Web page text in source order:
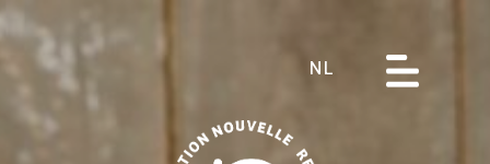
NL
Over ons